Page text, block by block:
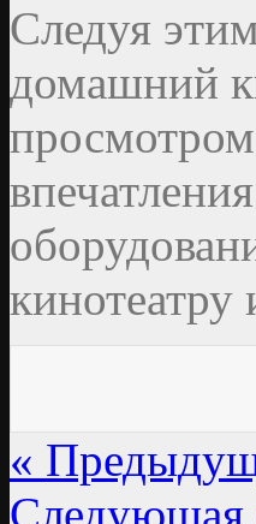
Следуя
домашний
кинотеатру
«